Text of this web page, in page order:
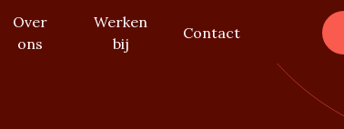
Over
ons
Werken
bij
Contact